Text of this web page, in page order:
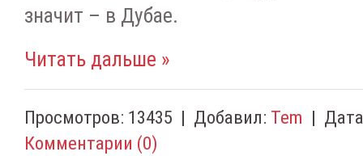
значит – в Дубае.
Читать дальше »
Просмотров: 13435 | Добавил: Tem |
Комментарии (0)